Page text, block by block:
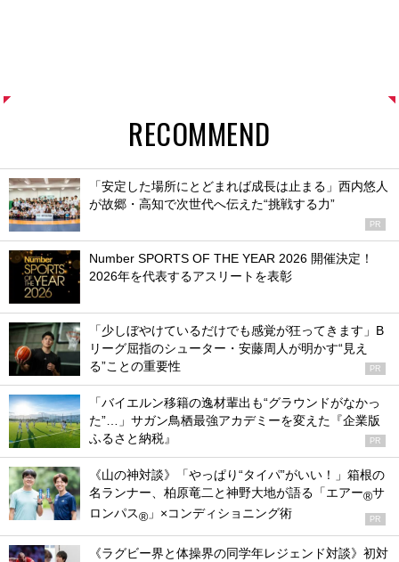
RECOMMEND
「安定した場所にとどまれば成長は止まる」西内悠人
が故郷・高知で次世代へ伝えた“挑戦する力”
PR
Number SPORTS OF THE YEAR 2026 開催決定！
2026年を代表するアスリートを表彰
「少しぼやけているだけでも感覚が狂ってきます」B
リーグ屈指のシューター・安藤周人が明かす“見え
る”ことの重要性
PR
「バイエルン移籍の逸材輩出も“グラウンドがなかっ
た”…」サガン鳥栖最強アカデミーを変えた『企業版
ふるさと納税』
PR
《山の神対談》「やっぱり“タイパ”がいい！」箱根の
名ランナー、柏原竜二と神野大地が語る「エアー®サ
ロンパス® 」×コンディショニング術 PR
《ラグビー界と体操界の同学年レジェンド対談》初対